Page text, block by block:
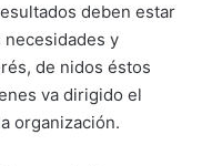
deben estar
y
de nidos éstos
va dirigido el
organización.